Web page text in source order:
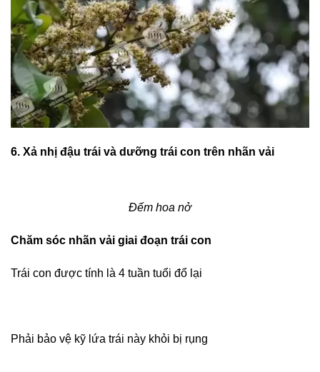
6. Xả nhị đậu trái và dưỡng trái con trên nhãn vải
Đếm hoa nở
Chăm sóc nhãn vải giai đoạn trái con
Trái con được tính là 4 tuần tuổi đổ lại
Phải bảo vệ kỹ lứa trái này khỏi bị rụng